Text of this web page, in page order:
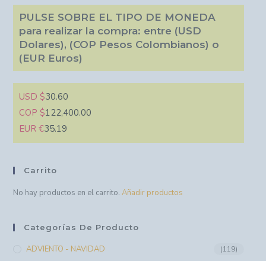
PULSE SOBRE EL TIPO DE MONEDA
para realizar la compra: entre (USD
Dolares), (COP Pesos Colombianos) o
(EUR Euros)
USD $30.60
COP $122,400.00
EUR €35.19
Carrito
No hay productos en el carrito. Añadir productos
Categorías De Producto
ADVIENTO - NAVIDAD (119)